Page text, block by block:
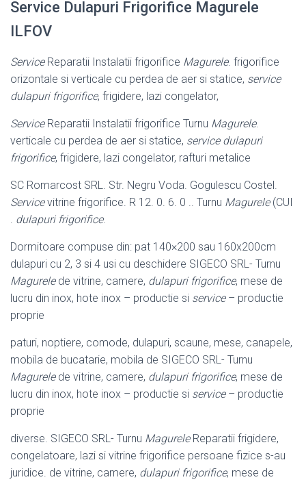
Service Dulapuri Frigorifice Magurele
ILFOV
ServiceReparatii Instalatii frigorifice Magurele. frigorifice
orizontale si verticale cu perdea de aer si statice, service
dulapuri frigorifice, frigidere, lazi congelator,
ServiceReparatii Instalatii frigorifice Turnu Magurele.
verticale cu perdea de aer si statice, service dulapuri
frigorifice, frigidere, lazi congelator, rafturi metalice
SC Romarcost SRL. Str. Negru Voda. Gogulescu Costel.
Servicevitrine frigorifice. R 12. 0. 6. 0 .. Turnu Magurele(CUI
dulapuri frigorifice.
Dormitoare compuse din: pat 140×200 sau 160x200cm
dulapuri cu 2, 3 si 4 usi cu deschidere SIGECO SRL- Turnu
Magurelede vitrine, camere, dulapuri frigorifice, mese de
lucru din inox, hote inox – productie si service– productie
proprie
paturi, noptiere, comode, dulapuri, scaune, mese, canapele,
mobila de bucatarie, mobila de SIGECO SRL- Turnu
Magurelede vitrine, camere, dulapuri frigorifice, mese de
lucru din inox, hote inox – productie si service– productie
proprie
diverse. SIGECO SRL- Turnu MagureleReparatii frigidere,
congelatoare, lazi si vitrine frigorifice persoane fizice s-au
juridice. de vitrine, camere, dulapuri frigorifice, mese de